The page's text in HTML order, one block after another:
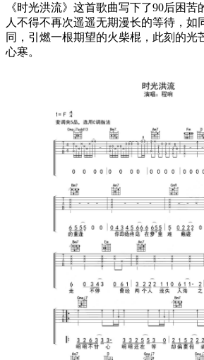
《时光洪流》这首歌曲写下了90后困
人不得不再次遥遥无期漫长的等待，如
同，引燃一根期望的火柴棍，此刻的光
心寒。